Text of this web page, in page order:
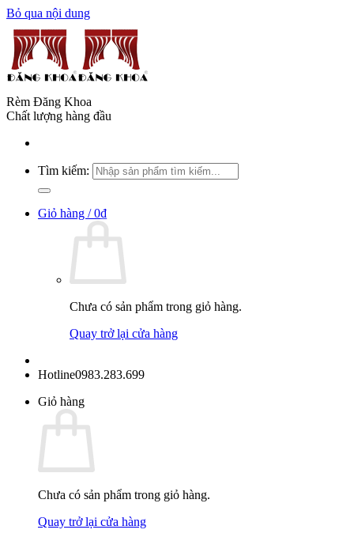
Bỏ qua nội dung
Rèm Đăng Khoa
Chất lượng hàng đầu
Tìm kiếm:
Giỏ hàng /0₫
Chưa có sản phẩm trong giỏ hàng.
Quay trở lại cửa hàng
Hotline0983.283.699
Giỏ hàng
Chưa có sản phẩm trong giỏ hàng.
Quay trở lại cửa hàng